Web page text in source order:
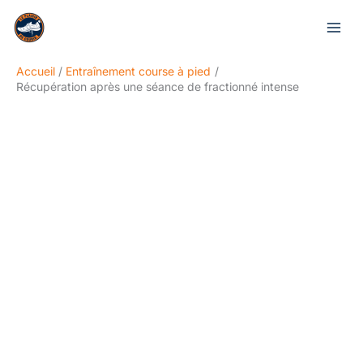
Accueil
Entraînement course à pied
Récupération après une séance de fractionné intense
Rechercher